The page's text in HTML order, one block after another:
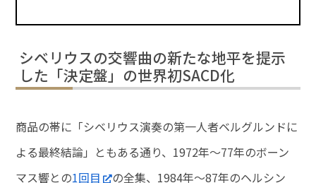
シベリウスの交響曲の新たな地平を提示
した「決定盤」の世界初SACD化
商品の帯に「シベリウス演奏の第一人者ベルグルンドに
よる最終結論」ともある通り、1972年～77年のボーン
マス響との1回目
の全集、1984年～87年のヘルシン